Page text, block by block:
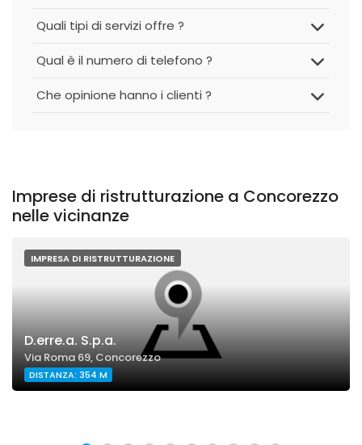
Quali tipi di servizi offre ?
Qual è il numero di telefono ?
Che opinione hanno i clienti ?
Imprese di ristrutturazione a Concorezzo
nelle vicinanze
IMPRESA DI RISTRUTTURAZIONE
D.erre.a. S.p.a.
Via Roma 69, Concorezzo
DISTANZA: 354 M